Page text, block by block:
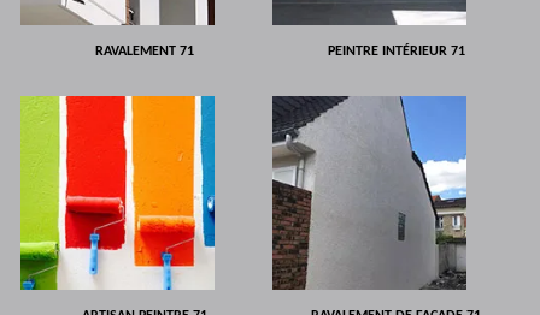
RAVALEMENT 71 PEINTRE INTÉRIEUR 71